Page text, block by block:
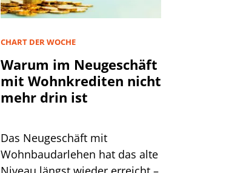
CHART DER WOCHE
Warum im Neugeschäft
mit Wohnkrediten nicht
mehr drin ist
Das Neugeschäft mit
Wohnbaudarlehen hat das alte